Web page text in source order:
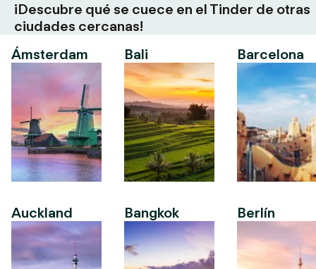
¡Descubre qué se cuece en el Tinder de otras
ciudades cercanas!
Ámsterdam
Auckland
Bali
Bangkok
Barcelona
Berlín